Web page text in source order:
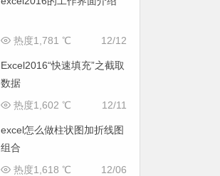
12/12
热度1,781 ℃
Excel2016“快速填充”之截取
数据
12/11
热度1,602 ℃
excel怎么做柱状图加折线图
组合
12/06
热度1,618 ℃